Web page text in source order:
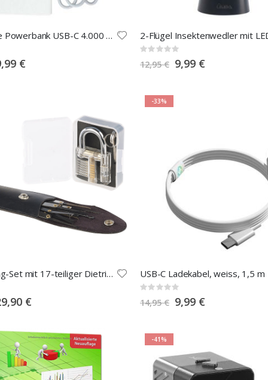
Kompakte Powerbank USB-C 4.000 mAh
€
Rating:
0%
12,95 € Special
Price
9,99 €
Lockpicking-Set mit 17-teiliger Dietrich-Tasche und Übungs-Schloss
€
-33%
USB-C Ladekabel, weiss, 1,5 m
Rating:
0%
14,95 € Special
Price
9,99 €
-41%